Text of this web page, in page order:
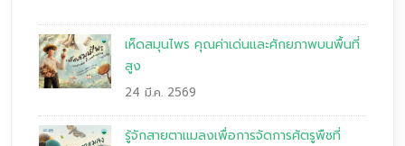
เห็ดสมุนไพร คุณค่าเด่นและศักยภาพบนพื้นที่
สูง
24 มี.ค. 2569
รู้จักสายตาแมลงเพื่อการจัดการศัตรูพืชที่